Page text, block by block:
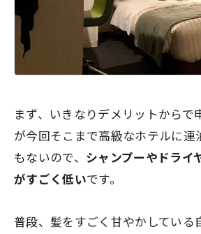
まず、いきなりデメリットからで
が今回そこまで高級なホテルに連
もないので、 シャンプーやドライ
がすごく低いです。
普段、髪をすごく甘やかしている